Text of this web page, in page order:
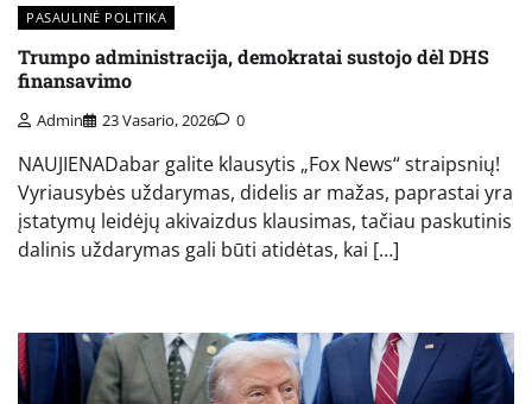
PASAULINĖ POLITIKA
Trumpo administracija, demokratai sustojo dėl DHS
finansavimo
Admin 23 Vasario, 2026 0
NAUJIENADabar galite klausytis „Fox News“ straipsnių!
Vyriausybės uždarymas, didelis ar mažas, paprastai yra
įstatymų leidėjų akivaizdus klausimas, tačiau paskutinis
dalinis uždarymas gali būti atidėtas, kai […]